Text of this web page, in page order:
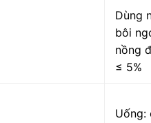
Dùng
bôi
nồng
≤ 5%
Uống: